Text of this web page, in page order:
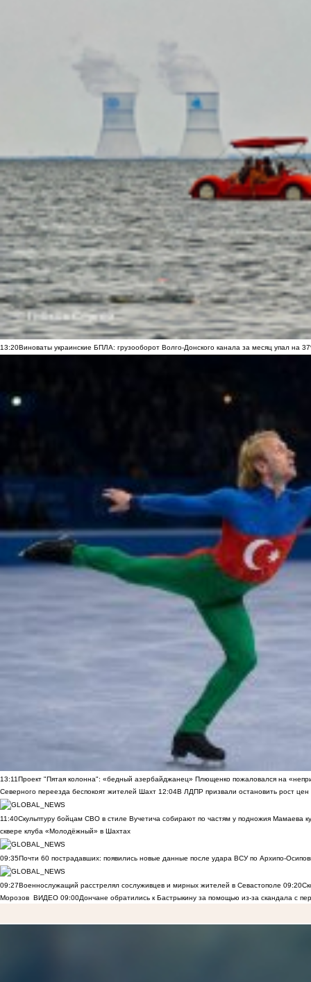
13:20Виноваты украинские БПЛА: грузооборот Волго-Донского канала за месяц упал на
13:11Проект "Пятая колонна": «бедный азербайджанец» Плющенко пожаловался на
Северного переезда беспокоят жителей Шахт 12:04В ЛДПР призвали остановить рост цен
11:40Скульптуру бойцам СВО в стиле Вучетича собирают по частям у подножия Мамаева
сквере клуба «Молодёжный» в Шахтах
09:35Почти 60 пострадавших: появились новые данные после удара ВСУ по Архипо-
09:27Военнослужащий расстрелял сослуживцев и мирных жителей в Севастополе 09:20
Морозов ВИДЕО 09:00Дончане обратились к Бастрыкину за помощью из-за скандала с